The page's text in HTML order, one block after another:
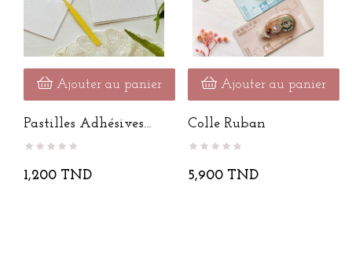
Ajouter au panier
Pastilles Adhésives
En...
1,200 TND
Ajouter au panier
Colle Ruban
5,900 TND